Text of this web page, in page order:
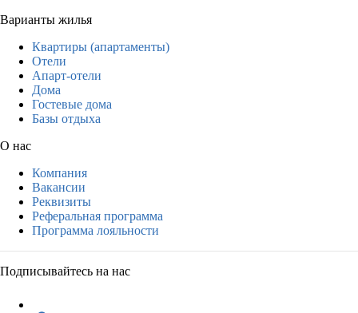
Варианты жилья
Квартиры (апартаменты)
Отели
Апарт-отели
Дома
Гостевые дома
Базы отдыха
О нас
Компания
Вакансии
Реквизиты
Реферальная программа
Программа лояльности
Подписывайтесь на нас